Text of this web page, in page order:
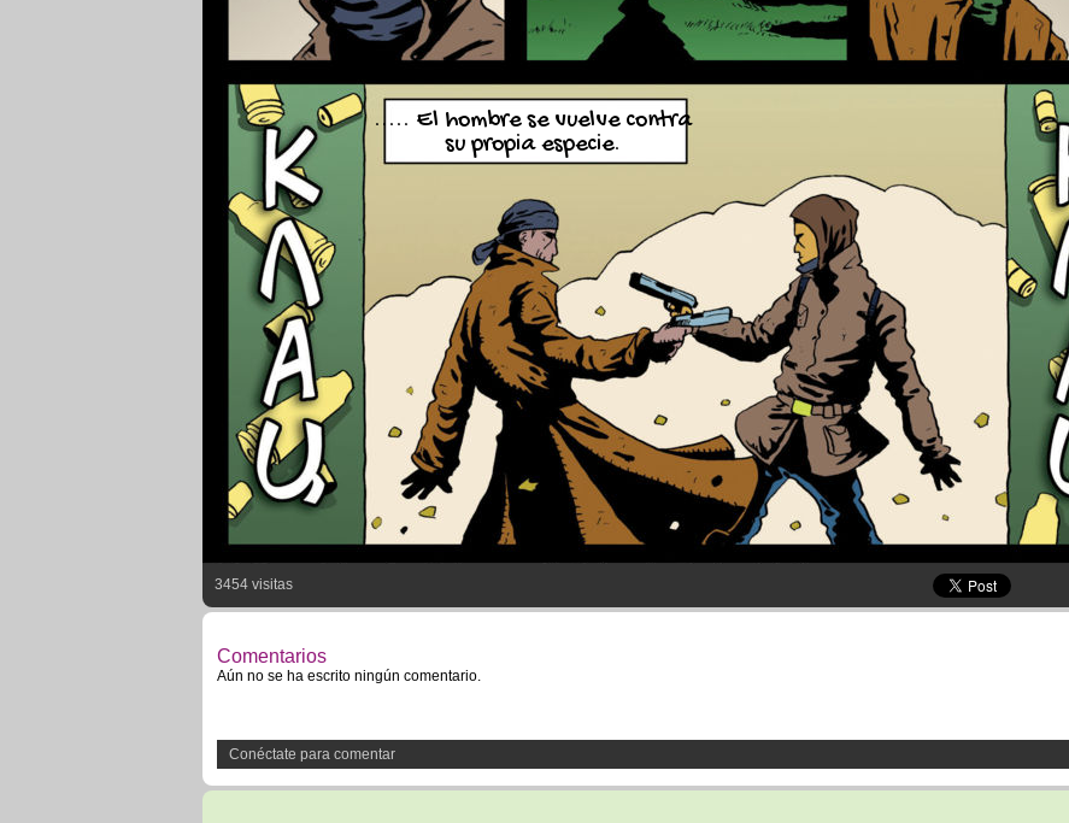
..... El hombre se vuelve contra
su propia especie.
3454 visitas
Comentarios
Aún no se ha escrito ningún comentario.
Conéctate para comentar